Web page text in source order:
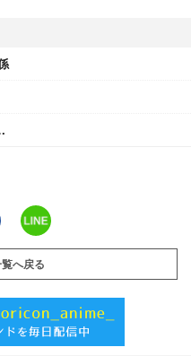
へ戻る